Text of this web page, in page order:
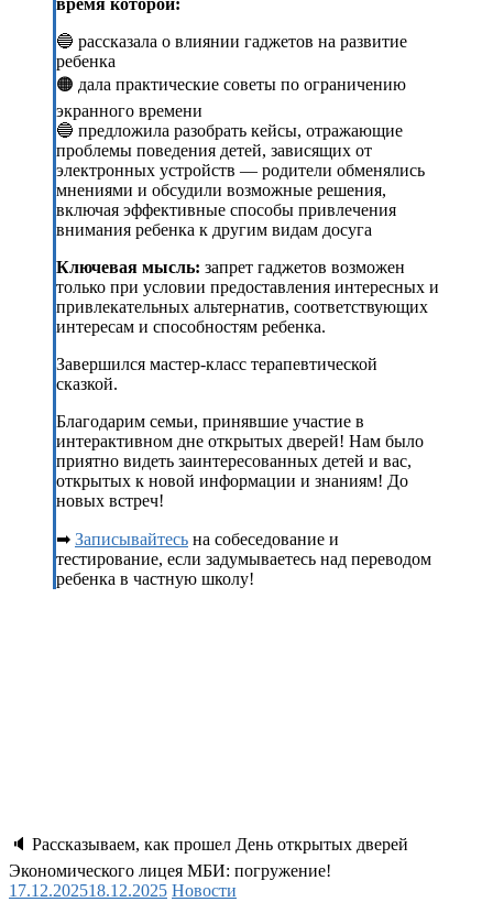
время которой:
🔵 рассказала о влиянии гаджетов на развитие
ребенка
🟠 дала практические советы по ограничению
экранного времени
🔵 предложила разобрать кейсы, отражающие
проблемы поведения детей, зависящих от
электронных устройств — родители обменялись
мнениями и обсудили возможные решения,
включая эффективные способы привлечения
внимания ребенка к другим видам досуга
Ключевая мысль: запрет гаджетов возможен
только при условии предоставления интересных и
привлекательных альтернатив, соответствующих
интересам и способностям ребенка.
Завершился мастер-класс терапевтической
сказкой.
Благодарим семьи, принявшие участие в
интерактивном дне открытых дверей! Нам было
приятно видеть заинтересованных детей и вас,
открытых к новой информации и знаниям! До
новых встреч!
➡ Записывайтесь на собеседование и
тестирование, если задумываетесь над переводом
ребенка в частную школу!
🔈 Рассказываем, как прошел День открытых дверей
Экономического лицея МБИ: погружение!
17.12.202518.12.2025 Новости